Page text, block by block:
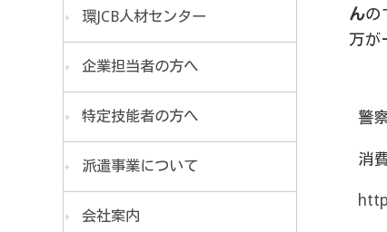
んの
万が
警
消
環JCB人材センター
企業担当者の方へ
特定技能者の方へ
派遣事業について
会社案内